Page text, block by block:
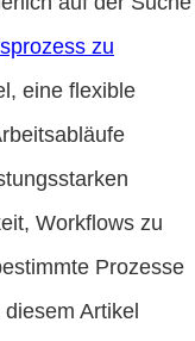
zu
eine flexible
Workflows zu
Prozesse
Artikel